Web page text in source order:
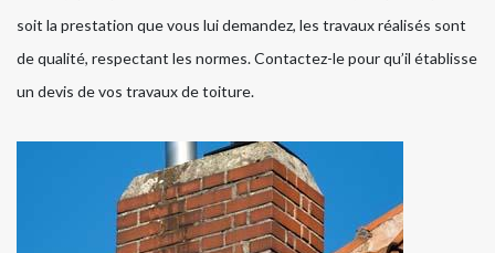
soit la prestation que vous lui demandez, les travaux réalisés sont
de qualité, respectant les normes. Contactez-le pour qu’il établisse
un devis de vos travaux de toiture.